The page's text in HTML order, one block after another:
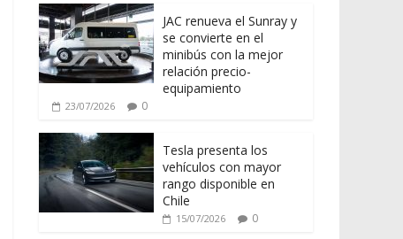
JAC renueva el Sunray y
se convierte en el
minibús con la mejor
relación precio-
equipamiento
23/07/2026 0
Tesla presenta los
vehículos con mayor
rango disponible en
Chile
15/07/2026 0